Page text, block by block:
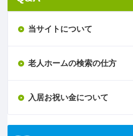
当サイトについて
老人ホームの検索の仕方
入居お祝い金について